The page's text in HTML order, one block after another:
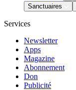
Sanctuaires
Services
Newsletter
Apps
Magazine
Abonnement
Don
Publicité